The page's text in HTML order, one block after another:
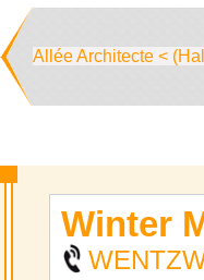
Allée Architecte <
Winter